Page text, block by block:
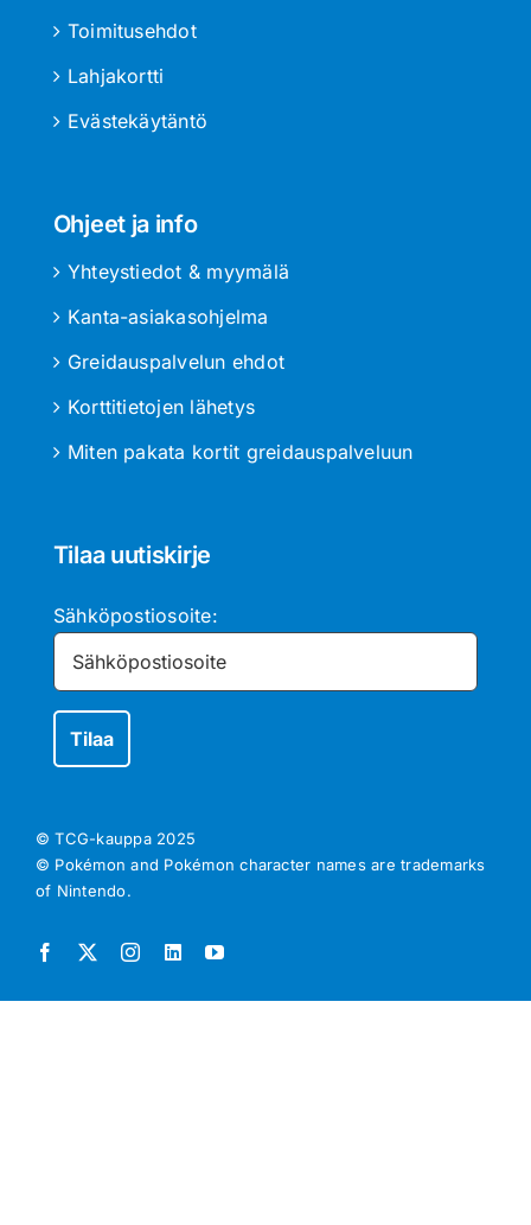
Toimitusehdot
Lahjakortti
Evästekäytäntö
Ohjeet ja info
Yhteystiedot & myymälä
Kanta-asiakasohjelma
Greidauspalvelun ehdot
Korttitietojen lähetys
Miten pakata kortit greidauspalveluun
Tilaa uutiskirje
Sähköpostiosoite:
© TCG-kauppa 2025
© Pokémon and Pokémon character names are trademarks
of Nintendo.